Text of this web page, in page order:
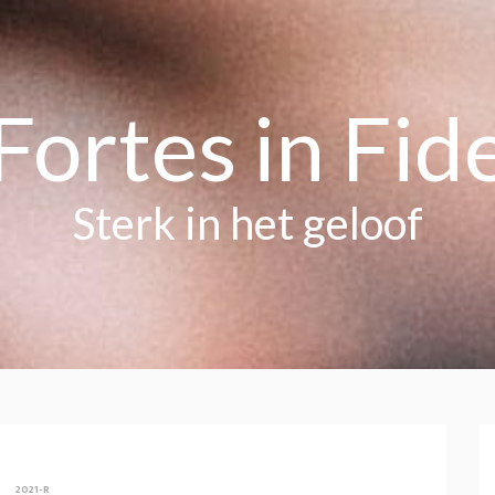
in
Sterk in het geloof
2021-R